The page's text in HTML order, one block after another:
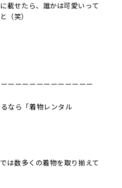
載せたら、誰かは可愛いって
（笑）
ーーーーーーーーーーーー
なら「着物レンタル
は数多くの着物を取り揃えて